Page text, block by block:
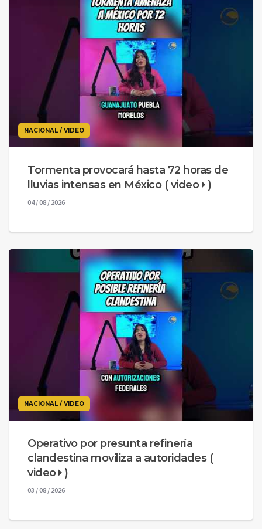
NACIONAL / VIDEO
Tormenta provocará hasta 72 horas de
lluvias intensas en México ( video )
04 / 08 / 2026
NACIONAL / VIDEO
Operativo por presunta refinería
clandestina moviliza a autoridades (
video )
03 / 08 / 2026